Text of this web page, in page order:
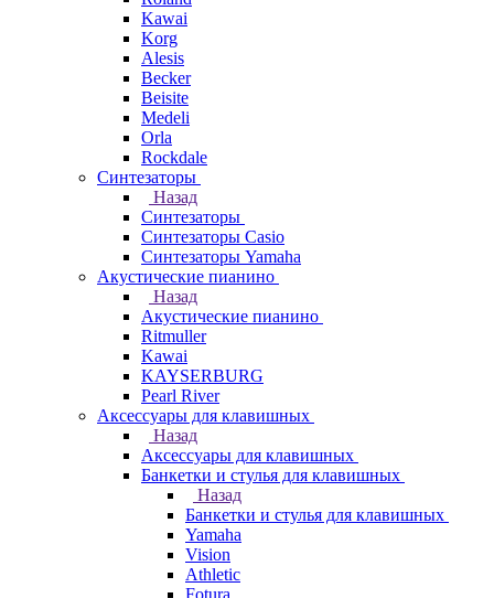
Kawai
Korg
Alesis
Becker
Beisite
Medeli
Orla
Rockdale
Синтезаторы
Назад
Синтезаторы
Синтезаторы Casio
Синтезаторы Yamaha
Акустические пианино
Назад
Акустические пианино
Ritmuller
Kawai
KAYSERBURG
Pearl River
Аксессуары для клавишных
Назад
Аксессуары для клавишных
Банкетки и стулья для клавишных
Назад
Банкетки и стулья для клавишных
Yamaha
Vision
Athletic
Fotura